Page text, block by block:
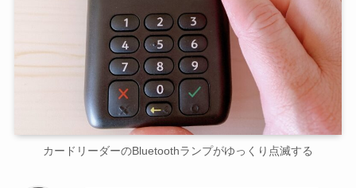
カードリーダーのBluetoothランプがゆっくり点滅する